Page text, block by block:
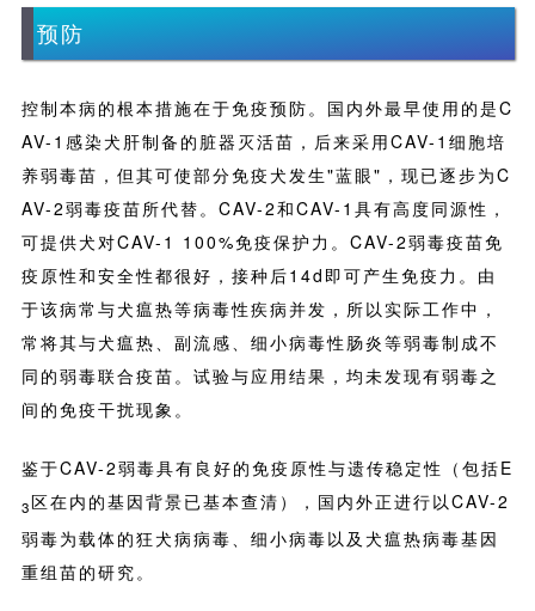
预防
控制本病的根本措施在于免疫预防。国内外最早使用的是C
AV-1感染犬肝制备的脏器灭活苗，后来采用CAV-1细胞培
养弱毒苗，但其可使部分免疫犬发生"蓝眼"，现已逐步为C
AV-2弱毒疫苗所代替。CAV-2和CAV-1具有高度同源性，
可提供犬对CAV-1 100%免疫保护力。CAV-2弱毒疫苗免
疫原性和安全性都很好，接种后14d即可产生免疫力。由
于该病常与犬瘟热等病毒性疾病并发，所以实际工作中，
常将其与犬瘟热、副流感、细小病毒性肠炎等弱毒制成不
同的弱毒联合疫苗。试验与应用结果，均未发现有弱毒之
间的免疫干扰现象。
鉴于CAV-2弱毒具有良好的免疫原性与遗传稳定性（包括E
3区在内的基因背景已基本查清），国内外正进行以CAV-2
弱毒为载体的狂犬病病毒、细小病毒以及犬瘟热病毒基因
重组苗的研究。